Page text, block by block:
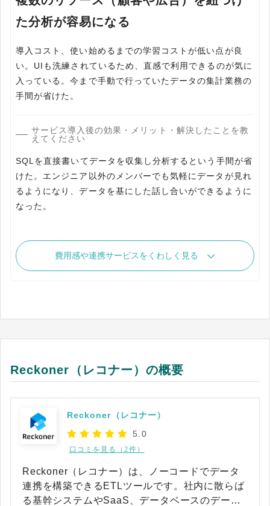
た分析が容易になる
導入コスト、使い始めるまでの学習コストが低い点が良
い。UIも洗練されているため、直感で利用できるのが気に
入っている。今まで手動で行っていたデータの集計業務の
手間が省けた。
サービス導入後の効果・メリット・解決したことを教
えてください
SQLを直接書いてデータを収集し分析するという手間が省
けた。エンジニア以外のメンバーでも気軽にデータが見れ
るようになり、データを基にした話し合いができるように
なった。
費用感や連携サービスをくわしく見る
Reckoner（レコナー）の概要
Reckoner（レコナー）
5.0
口コミを見る（2件）
Reckoner（レコナー）は、ノーコードでデータ
連携を構築できるETLツールです。社内に散らば
る基幹システムやSaaS、データベースのデータ